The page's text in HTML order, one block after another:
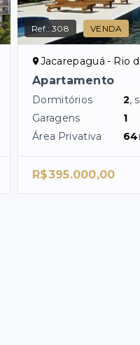
Ref.:308 VENDA
Jacarepaguá - Rio
Apartamento
Dormitórios 2,
Garagens
1
Área Privativa
64
R$395.000,00